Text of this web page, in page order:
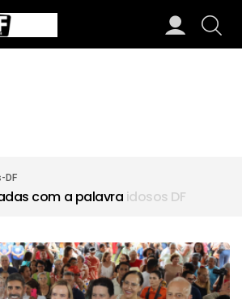
DF
com a palavra idosos DF